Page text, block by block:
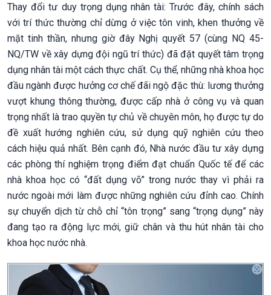
Thay đổi tư duy trọng dụng nhân tài: Trước đây, chính sách
với trí thức thường chỉ dừng ở việc tôn vinh, khen thưởng về
mặt tinh thần, nhưng giờ đây Nghị quyết 57 (cùng NQ 45-
NQ/TW về xây dựng đội ngũ trí thức) đã đặt quyết tâm trọng
dụng nhân tài một cách thực chất. Cụ thể, những nhà khoa học
đầu ngành được hưởng cơ chế đãi ngộ đặc thù: lương thưởng
vượt khung thông thường, được cấp nhà ở công vụ và quan
trọng nhất là trao quyền tự chủ về chuyên môn, họ được tự do
đề xuất hướng nghiên cứu, sử dụng quỹ nghiên cứu theo
cách hiệu quả nhất. Bên cạnh đó, Nhà nước đầu tư xây dựng
các phòng thí nghiệm trọng điểm đạt chuẩn Quốc tế để các
nhà khoa học có “đất dụng võ” trong nước thay vì phải ra
nước ngoài mới làm được những nghiên cứu đỉnh cao. Chính
sự chuyển dịch từ chỗ chỉ “tôn trọng” sang “trọng dụng” này
đang tạo ra động lực mới, giữ chân và thu hút nhân tài cho
khoa học nước nhà.